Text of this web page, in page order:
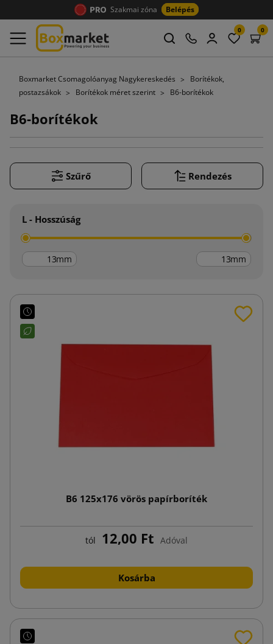
Szakmai zóna Belépés
0 0
Boxmarket Csomagolóanyag Nagykereskedés
Borítékok,
postazsákok
Borítékok méret szerint B6-borítékok
B6-borítékok
Szűrő Rendezés
L - Hosszúság
mm mm
B6 125x176 vörös papírboríték
tól 12,00 Ft Adóval
Kosárba